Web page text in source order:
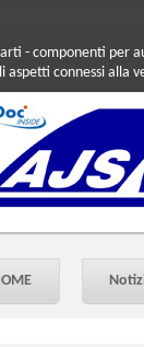
- componenti per
aspetti connessi alla